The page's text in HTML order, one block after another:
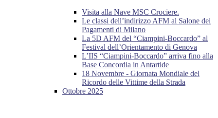
Visita alla Nave MSC Crociere.
Le classi dell’indirizzo AFM al Salone dei
Pagamenti di Milano
La 5D AFM del “Ciampini-Boccardo” al
Festival dell’Orientamento di Genova
L’IIS “Ciampini-Boccardo” arriva fino alla
Base Concordia in Antartide
18 Novembre - Giornata Mondiale del
Ricordo delle Vittime della Strada
Ottobre 2025